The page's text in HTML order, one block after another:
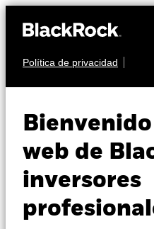
Política de privacidad
web de
inversores
Perspectivas
Visión de mercado
Educación
IS31
500
ETF